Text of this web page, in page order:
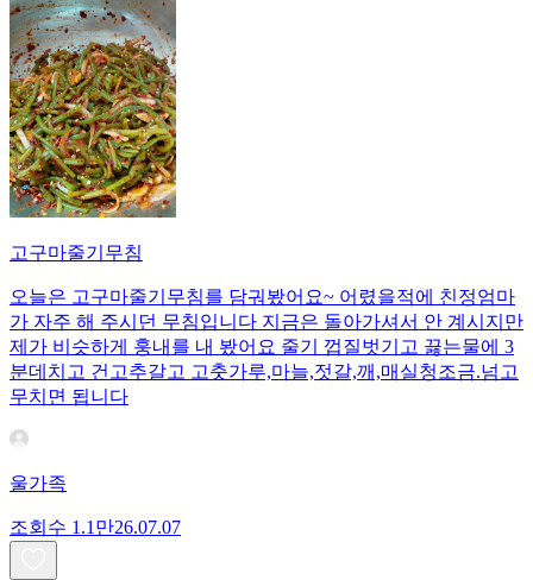
고구마줄기무침
오늘은 고구마줄기무침를 담궈봤어요~ 어렸을적에 친정엄마
가 자주 해 주시던 무침입니다 지금은 돌아가셔서 안 계시지만
제가 비슷하게 훙내를 내 봤어요 줄기 껍질벗기고 끓는물에 3
분데치고 건고추갈고 고춧가루,마늘,젓갈,깨,매실청조금.넘고
무치면 됩니다
울가족
조회수 1.1만26.07.07